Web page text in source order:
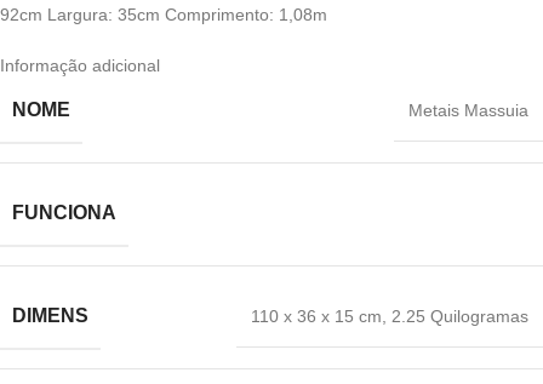
92cm Largura: 35cm Comprimento: 1,08m
Informação adicional
NOME ‎Metais Massuia
FUNCIONA
DIMENS ‎110 x 36 x 15 cm, 2.25 Quilogramas